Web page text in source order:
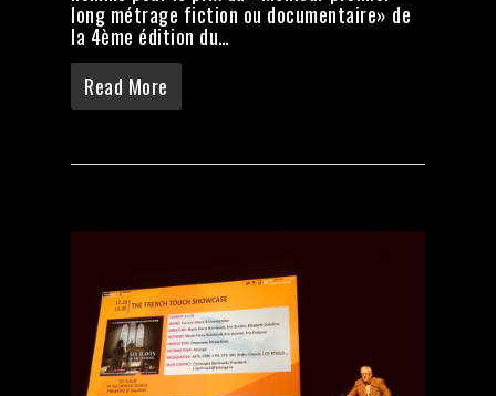
long métrage fiction ou documentaire» de
la 4ème édition du…
Read More